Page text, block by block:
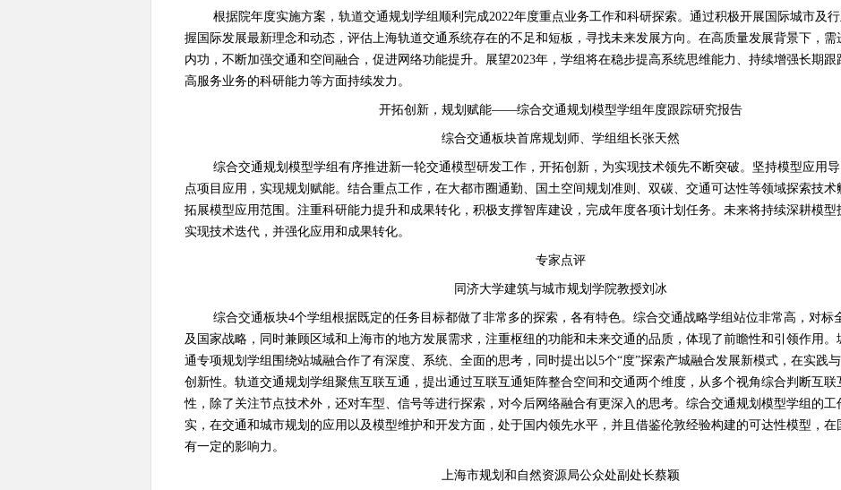
根据院年度实施方案，轨道交通规划学组顺利完成2022年度重点业务工作和科研探索。通过积极开展国际城市及
握国际发展最新理念和动态，评估上海轨道交通系统存在的不足和短板，寻找未来发展方向。在高质量发展背景下，需
内功，不断加强交通和空间融合，促进网络功能提升。展望2023年，学组将在稳步提高系统思维能力、持续增强长期跟
高服务业务的科研能力等方面持续发力。
开拓创新，规划赋能——综合交通规划模型学组年度跟踪研究报告
综合交通板块首席规划师、学组组长张天然
综合交通规划模型学组有序推进新一轮交通模型研发工作，开拓创新，为实现技术领先不断突破。坚持模型应用
点项目应用，实现规划赋能。结合重点工作，在大都市圈通勤、国土空间规划准则、双碳、交通可达性等领域探索技术
拓展模型应用范围。注重科研能力提升和成果转化，积极支撑智库建设，完成年度各项计划任务。未来将持续深耕模型
实现技术迭代，并强化应用和成果转化。
专家点评
同济大学建筑与城市规划学院教授刘冰
综合交通板块4个学组根据既定的任务目标都做了非常多的探索，各有特色。综合交通战略学组站位非常高，对标
及国家战略，同时兼顾区域和上海市的地方发展需求，注重枢纽的功能和未来交通的品质，体现了前瞻性和引领作用。
通专项规划学组围绕站城融合作了有深度、系统、全面的思考，同时提出以5个“度”探索产城融合发展新模式，在实践
创新性。轨道交通规划学组聚焦互联互通，提出通过互联互通矩阵整合空间和交通两个维度，从多个视角综合判断互联
性，除了关注节点技术外，还对车型、信号等进行探索，对今后网络融合有更深入的思考。综合交通规划模型学组的工
实，在交通和城市规划的应用以及模型维护和开发方面，处于国内领先水平，并且借鉴伦敦经验构建的可达性模型，在
有一定的影响力。
上海市规划和自然资源局公众处副处长蔡颖